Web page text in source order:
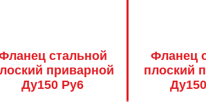
стальной
приварной
Ду150 Ру6
Фланец
плоский